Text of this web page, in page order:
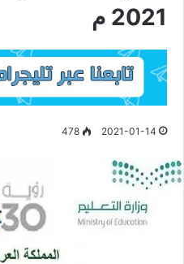
2021 م
2021-01-14
478